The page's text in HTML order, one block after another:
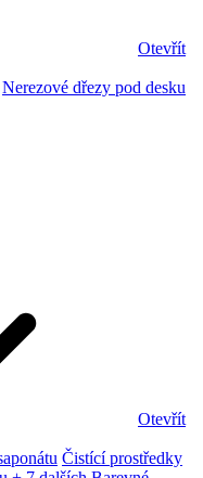
Otevřít
Nerezové dřezy pod desku
Otevřít
Čistící prostředky